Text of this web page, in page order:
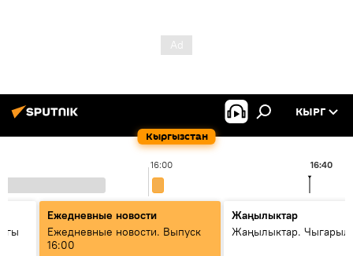
Кыргызстан
КЫРГ
16:00 16:40
Ежедневные новости
Ежедневные новости. Выпуск
16:00
Жаңылыктар
Жаңылыктар.